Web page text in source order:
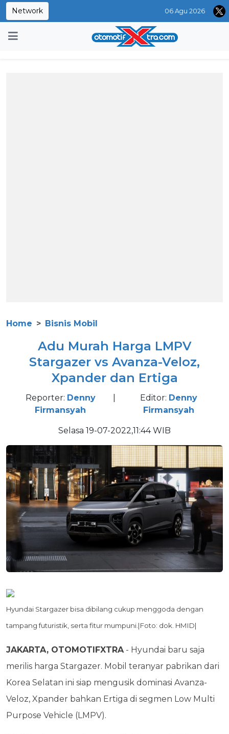
Network 06 Agu 2026
Home Bisnis Mobil
Adu Murah Harga LMPV
Stargazer vs Avanza-Veloz,
Xpander dan Ertiga
Reporter: Denny
Firmansyah
Editor: Denny
Firmansyah
Selasa 19-07-2022,11:44 WIB
Hyundai Stargazer bisa dibilang cukup menggoda dengan
tampang futuristik, serta fitur mumpuni.|Foto: dok. HMID|
JAKARTA, OTOMOTIFXTRA - Hyundai baru saja
merilis harga Stargazer. Mobil teranyar pabrikan dari
Korea Selatan ini siap mengusik dominasi Avanza-
Veloz, Xpander bahkan Ertiga di segmen Low Multi
Purpose Vehicle (LMPV).